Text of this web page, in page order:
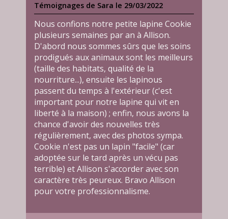
Témoignages de Sara le 29/03/2022
Nous confions notre petite lapine Cookie
plusieurs semaines par an à Allison.
D'abord nous sommes sûrs que les soins
prodigués aux animaux sont les meilleurs
(taille des habitats, qualité de la
nourriture...), ensuite les lapinous
passent du temps à l'extérieur (c'est
important pour notre lapine qui vit en
liberté à la maison) ; enfin, nous avons la
chance d'avoir des nouvelles très
régulièrement, avec des photos sympa.
Cookie n'est pas un lapin "facile" (car
adoptée sur le tard après un vécu pas
terrible) et Allison s'accorder avec son
caractère très peureux. Bravo Allison
pour votre professionnalisme.